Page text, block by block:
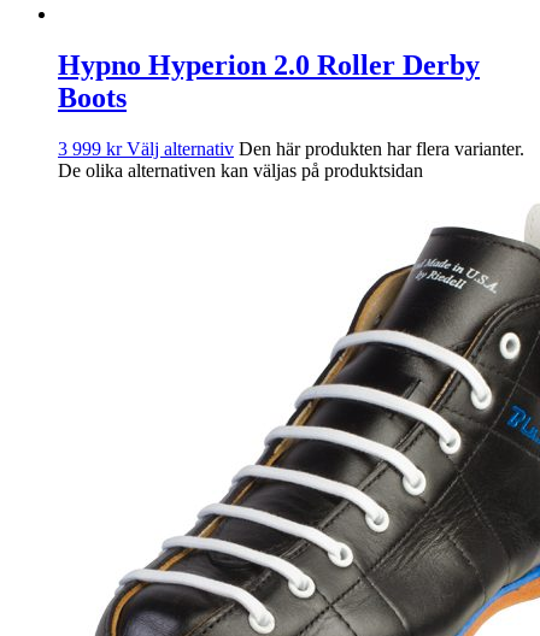
Hypno Hyperion 2.0 Roller Derby
Boots
3 999 kr Välj alternativ Den här produkten har flera varianter.
De olika alternativen kan väljas på produktsidan